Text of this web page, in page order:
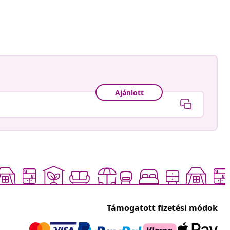
Ajánlott
Támogatott fizetési módok